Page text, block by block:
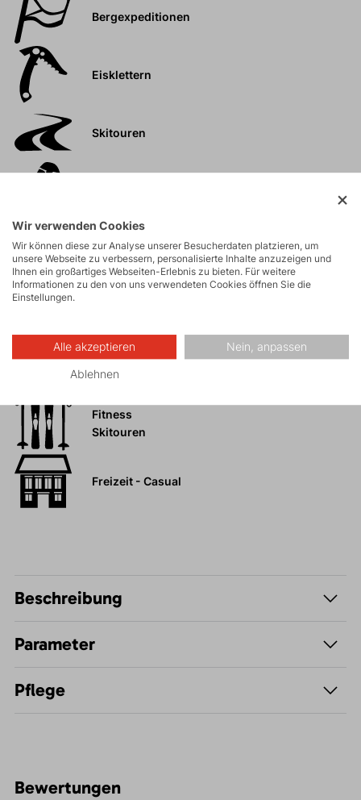
Bergexpeditionen
Eisklettern
Skitouren
Felsklettern und
Klettersteige
Fitness
Skitouren
Freizeit - Casual
Beschreibung
Parameter
Pflege
Bewertungen
Wir verwenden Cookies
Wir können diese zur Analyse unserer Besucherdaten platzieren, um
unsere Webseite zu verbessern, personalisierte Inhalte anzuzeigen und
Ihnen ein großartiges Webseiten-Erlebnis zu bieten. Für weitere
Informationen zu den von uns verwendeten Cookies öffnen Sie die
Einstellungen.
Alle akzeptieren Nein, anpassen
Ablehnen